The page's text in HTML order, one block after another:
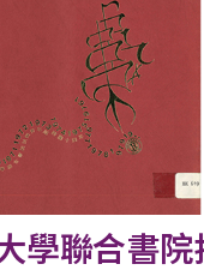
學聯合書院